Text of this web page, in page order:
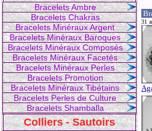
Bracelets Ambre
Bracelets Chakras
Bracelets Minéraux Argent
Bracelets Minéraux Baroques
Bracelets Minéraux Composés
Bracelets Minéraux Facetés
Bracelets Minéraux Perles
Bracelets Promotion
Bracelets Minéraux Tibétains
Bracelets Perles de Culture
Bracelets Shamballa
Colliers - Sautoirs
31